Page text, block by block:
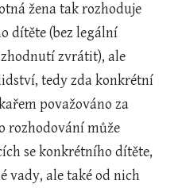
žena tak rozhoduje
dítěte (bez legální
zvrátit), ale
tedy zda konkrétní
považováno za
rozhodování může
se konkrétního dítěte,
vady, ale také od nich